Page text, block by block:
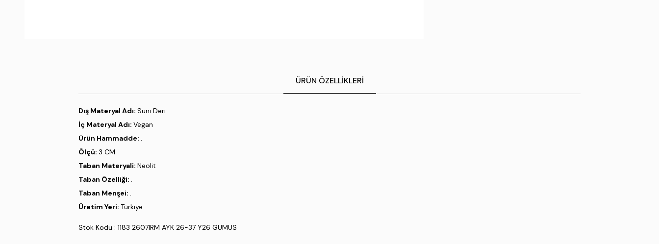
ÜRÜN ÖZELLIKLERI
Dış Materyal Adı: Suni Deri
İç Materyal Adı: Vegan
Ürün Hammadde: .
Ölçü: 3 CM
Taban Materyali: Neolit
Taban Özelliği: .
Taban Menşei: .
Üretim Yeri: Türkiye
Stok Kodu : 1183 2607IRM AYK 26-37 Y26 GUMUS